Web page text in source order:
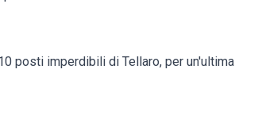
posti imperdibili di Tellaro, per un'ultima